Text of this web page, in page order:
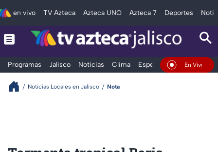
en vivo TV Azteca Azteca UNO Azteca 7 Deportes
Programas Jalisco Noticias Clima Espectáculos Deportes
En Vivo
Noticias Locales en Jalisco Nota